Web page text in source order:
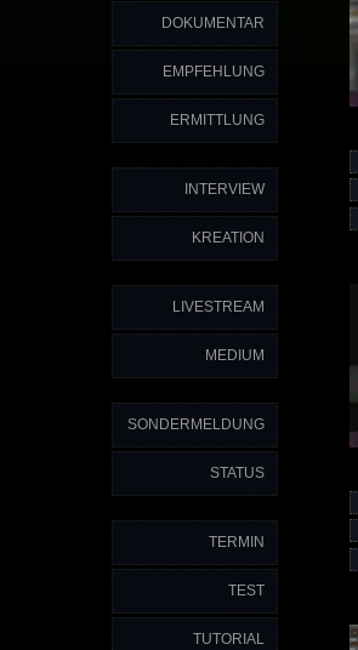
DOKUMENTAR
EMPFEHLUNG
ERMITTLUNG
INTERVIEW
KREATION
LIVESTREAM
MEDIUM
SONDERMELDUNG
STATUS
TERMIN
TEST
TUTORIAL